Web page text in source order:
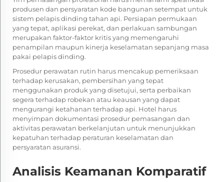
produsen dan persyaratan kode bangunan setempat untuk
sistem pelapis dinding tahan api. Persiapan permukaan
yang tepat, aplikasi perekat, dan perlakuan sambungan
merupakan faktor-faktor kritis yang memengaruhi
penampilan maupun kinerja keselamatan sepanjang masa
pakai pelapis dinding.
Prosedur perawatan rutin harus mencakup pemeriksaan
terhadap kerusakan, pembersihan yang tepat
menggunakan produk yang disetujui, serta perbaikan
segera terhadap robekan atau keausan yang dapat
mengurangi ketahanan terhadap api. Hotel harus
menyimpan dokumentasi prosedur pemasangan dan
aktivitas perawatan berkelanjutan untuk menunjukkan
kepatuhan terhadap peraturan keselamatan dan
persyaratan asuransi.
Analisis Keamanan Komparatif